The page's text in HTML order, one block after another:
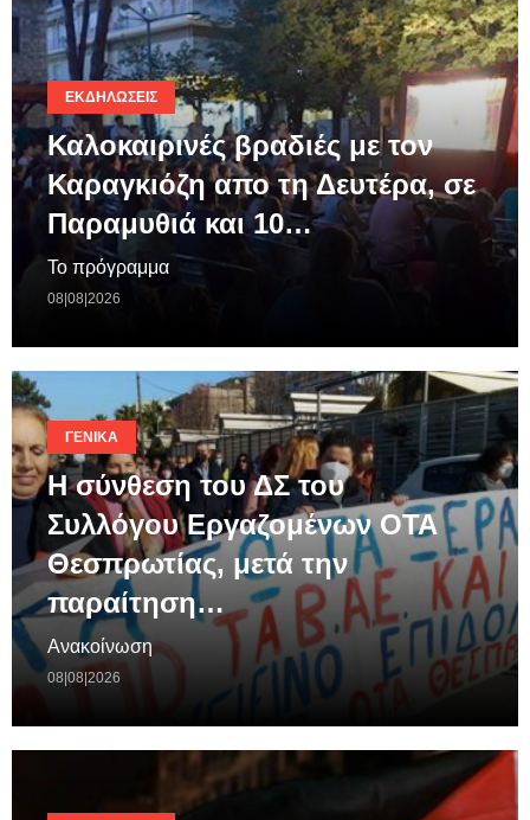
ΕΚΔΗΛΏΣΕΙΣ
Καλοκαιρινές βραδιές με τον
Καραγκιόζη απο τη Δευτέρα, σε
Παραμυθιά και 10…
Το πρόγραμμα
08|08|2026
ΓΕΝΙΚΆ
Η σύνθεση του ΔΣ του
Συλλόγου Εργαζομένων ΟΤΑ
Θεσπρωτίας, μετά την
παραίτηση…
Ανακοίνωση
08|08|2026